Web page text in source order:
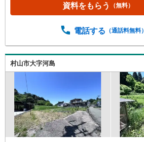
資料をもらう （無料）
電話する （通話料無料）
村山市大字河島